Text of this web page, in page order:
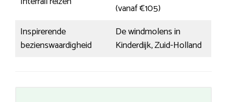
(vanaf €105)
Inspirerende
bezienswaardigheid
De windmolens in
Kinderdijk, Zuid-Holland